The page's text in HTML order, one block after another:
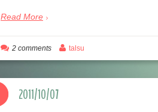
Read More
2 comments talsu
2011/10/07